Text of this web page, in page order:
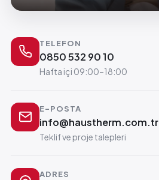
TELEFON
0850 532 90 10
Hafta içi 09:00–18:00
E-POSTA
info@haustherm.com.tr
Teklif ve proje talepleri
ADRES